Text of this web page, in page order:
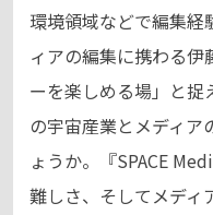
環境領域などで編集経
ィアの編集に携わる
ーを楽しめる場」と捉
の宇宙産業とメディア
ょうか。『SPACE
難しさ、そしてメディ